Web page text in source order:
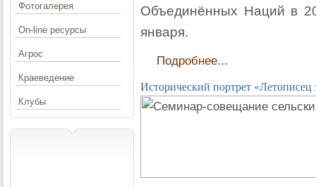
Объединённых Наций в
января.
Подробнее...
Исторический портрет «Летописец
Фотогалерея
On-line ресурсы
Агрос
Краеведение
Клубы